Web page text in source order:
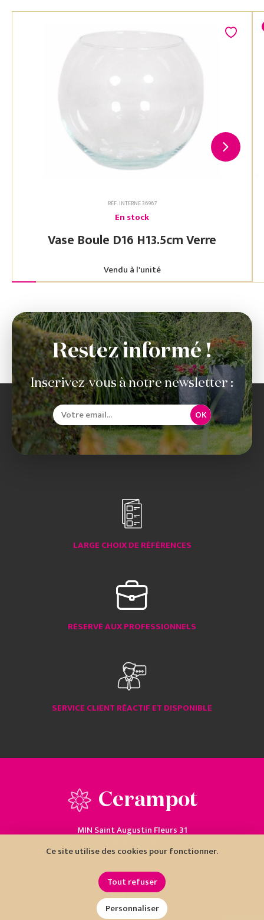
RÉF. INTERNE 36967
En stock
Vase Boule D16 H13.5cm Verre
Vendu à l'unité
Restez informé !
Inscrivez-vous à notre newsletter :
OK
LARGE CHOIX DE RÉFÉRENCES
RÉSERVÉ AUX PROFESSIONNELS
SERVICE CLIENT RÉACTIF ET DISPONIBLE
Cerampot
MIN Saint Augustin Fleurs 31
04 93 18 80 10
Ce site utilise des cookies pour fonctionner.
Tout refuser
Personnaliser